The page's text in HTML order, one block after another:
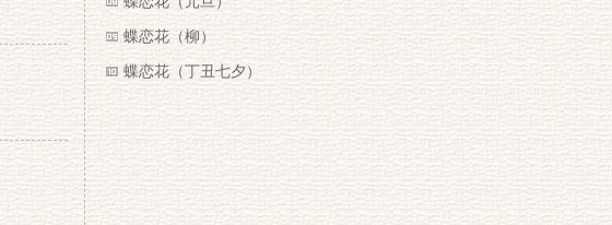
蝶恋花（柳）
蝶恋花（丁丑七夕）